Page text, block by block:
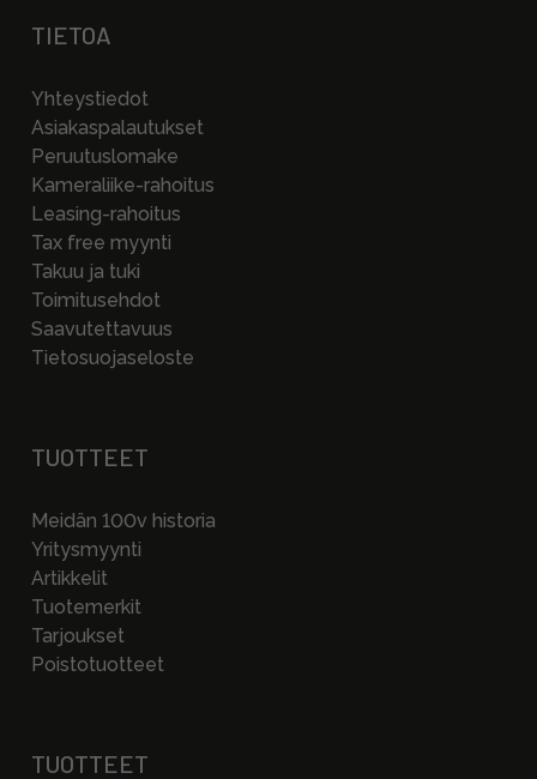
TIETOA
Yhteystiedot
Asiakaspalautukset
Peruutuslomake
Kameraliike-rahoitus
Leasing-rahoitus
Tax free myynti
Takuu ja tuki
Toimitusehdot
Saavutettavuus
Tietosuojaseloste
TUOTTEET
Meidän 100v historia
Yritysmyynti
Artikkelit
Tuotemerkit
Tarjoukset
Poistotuotteet
TUOTTEET